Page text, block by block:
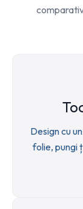
Design cu
folie, pungi